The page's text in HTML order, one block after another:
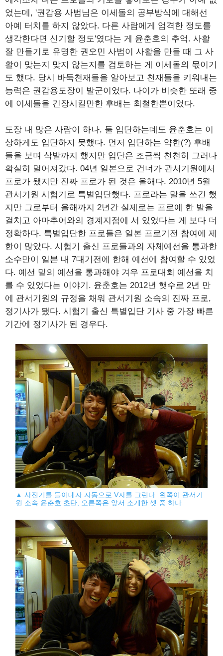
었는데, '권갑용 사범님은 이세돌의 공부방식에 대해선
아예 터치를 하지 않았다. 다른 사람에게 엄격한 정도를
생각한다면 신기할 정도'였다는 게 윤춘호의 추억. 사활
잘 만들기로 유명한 권오민 사범이 사활을 만들 때 그 사
활이 맞는지 맞지 않는지를 검토하는 게 이세돌의 몫이기
도 했다. 당시 바둑천재들을 알아보고 천재들을 키워내는
능력은 권갑용도장이 발군이었다. 나이가 비슷한 또래 중
에 이세돌을 긴장시킬만한 후배는 최철한뿐이었다.
도장 내 많은 사람이 하나, 둘 입단하는데도 윤춘호는 이
상하게도 입단하지 못했다. 먼저 입단하는 약한(?) 후배
들을 보며 삭발까지 했지만 입단은 조금씩 천천히 그러나
확실히 멀어져갔다. 04년 일본으로 건너가 관서기원에서
프로가 됐지만 진짜 프로가 된 것은 올해다. 2010년 5월
관서기원 시험기로 특별입단했다. 프로라는 말을 쓰긴 했
지만 그로부터 올해까지 2년간 실제로는 프로에 한 발을
걸치고 아마추어와의 경계지점에 서 있었다는 게 보다 더
정확하다. 특별입단한 프로들은 일본 프로기전 참여에 제
한이 많았다. 시험기 출신 프로들과의 자체예선을 통과한
소수만이 일본 내 7대기전에 한해 예선에 참여할 수 있었
다. 예선 밑의 예선을 통과해야 겨우 프로대회 예선을 치
를 수 있었다는 이야기. 윤춘호는 2012년 햇수로 2년 만
에 관서기원의 규정을 채워 관서기원 소속의 진짜 프로,
정기사가 됐다. 시험기 출신 특별입단 기사 중 가장 빠른
기간에 정기사가 된 경우다.
▲ 사진기를 들이대자 자동으로 V자를 그린다. 왼쪽이 관서기
원 소속 윤춘호 초단, 오른쪽은 앞서 소개한 셋 중 하나.